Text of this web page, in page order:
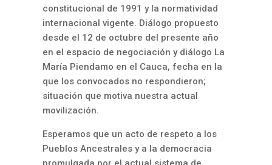
constitucional de 1991 y la normatividad
internacional vigente. Diálogo propuesto
desde el 12 de octubre del presente año
en el espacio de negociación y diálogo La
María Piendamo en el Cauca, fecha en la
que los convocados no respondieron;
situación que motiva nuestra actual
movilización.
Esperamos que un acto de respeto a los
Pueblos Ancestrales y a la democracia